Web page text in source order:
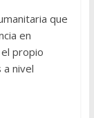
que
en
propio
nivel